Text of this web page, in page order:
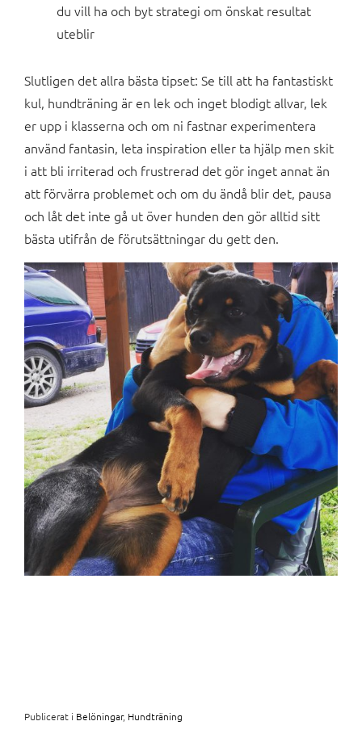
du vill ha och byt strategi om önskat resultat
uteblir
Slutligen det allra bästa tipset: Se till att ha fantastiskt
kul, hundträning är en lek och inget blodigt allvar, lek
er upp i klasserna och om ni fastnar experimentera
använd fantasin, leta inspiration eller ta hjälp men skit
i att bli irriterad och frustrerad det gör inget annat än
att förvärra problemet och om du ändå blir det, pausa
och låt det inte gå ut över hunden den gör alltid sitt
bästa utifrån de förutsättningar du gett den.
Publicerat i Belöningar, Hundträning